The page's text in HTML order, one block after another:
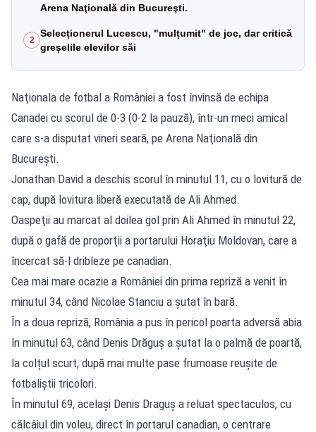
Arena Naţională din Bucureşti.
2
Selecționerul Lucescu, "mulțumit" de joc, dar critică
greșelile elevilor săi
Naţionala de fotbal a României a fost învinsă de echipa
Canadei cu scorul de 0-3 (0-2 la pauză), într-un meci amical
care s-a disputat vineri seară, pe Arena Naţională din
Bucureşti.
Jonathan David a deschis scorul în minutul 11, cu o lovitură de
cap, după lovitura liberă executată de Ali Ahmed.
Oaspeţii au marcat al doilea gol prin Ali Ahmed în minutul 22,
după o gafă de proporţii a portarului Horaţiu Moldovan, care a
încercat să-l dribleze pe canadian.
Cea mai mare ocazie a României din prima repriză a venit în
minutul 34, când Nicolae Stanciu a şutat în bară.
În a doua repriză, România a pus în pericol poarta adversă abia
în minutul 63, când Denis Drăguș a șutat la o palmă de poartă,
la colțul scurt, după mai multe pase frumoase reușite de
fotbaliștii tricolori.
În minutul 69, același Denis Draguș a reluat spectaculos, cu
călcâiul din voleu, direct în portarul canadian, o centrare